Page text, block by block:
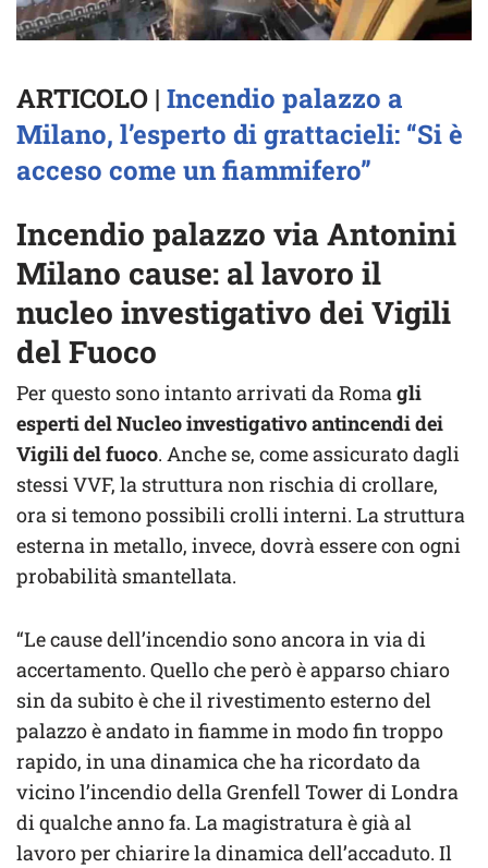
ARTICOLO | Incendio palazzo a
Milano, l’esperto di grattacieli: “Si è
acceso come un fiammifero”
Incendio palazzo via Antonini
Milano cause: al lavoro il
nucleo investigativo dei Vigili
del Fuoco
Per questo sono intanto arrivati da Romagli
esperti del Nucleo investigativo antincendi dei
Vigili del fuoco. Anche se, come assicurato dagli
stessi VVF, la struttura non rischia di crollare,
ora si temono possibili crolli interni. La struttura
esterna in metallo, invece, dovrà essere con ogni
probabilità smantellata.
“Le cause dell’incendio sono ancora in via di
accertamento. Quello che però è apparso chiaro
sin da subito è che il rivestimento esterno del
palazzo è andato in fiamme in modo fin troppo
rapido, in una dinamica che ha ricordato da
vicino l’incendio della Grenfell Tower di Londra
di qualche anno fa. La magistratura è già al
lavoro per chiarire la dinamica dell’accaduto. Il